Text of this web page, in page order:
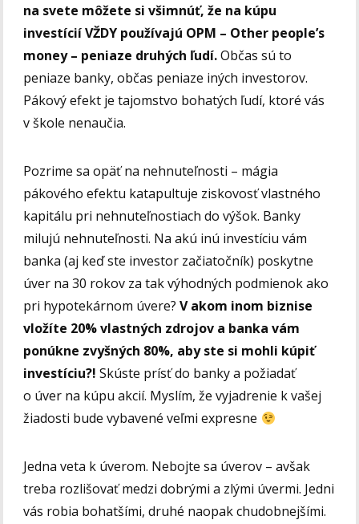
na svete môžete si všimnúť, že na kúpu
investícií VŽDY používajú OPM – Other people’s
money – peniaze druhých ľudí.Občas sú to
peniaze banky, občas peniaze iných investorov.
Pákový efekt je tajomstvo bohatých ľudí, ktoré vás
v škole nenaučia.
Pozrime sa opäť na nehnuteľnosti – mágia
pákového efektu katapultuje ziskovosť vlastného
kapitálu pri nehnuteľnostiach do výšok. Banky
milujú nehnuteľnosti. Na akú inú investíciu vám
banka (aj keď ste investor začiatočník) poskytne
úver na 30 rokov za tak výhodných podmienok ako
pri hypotekárnom úvere?V akom inom biznise
vložíte 20% vlastných zdrojov a banka vám
ponúkne zvyšných 80%, aby ste si mohli kúpiť
investíciu?! Skúste prísť do banky a požiadať
o úver na kúpu akcií. Myslím, že vyjadrenie k vašej
žiadosti bude vybavené veľmi expresne
Jedna veta k úverom. Nebojte sa úverov – avšak
treba rozlišovať medzi dobrými a zlými úvermi. Jedni
vás robia bohatšími, druhé naopak chudobnejšími.